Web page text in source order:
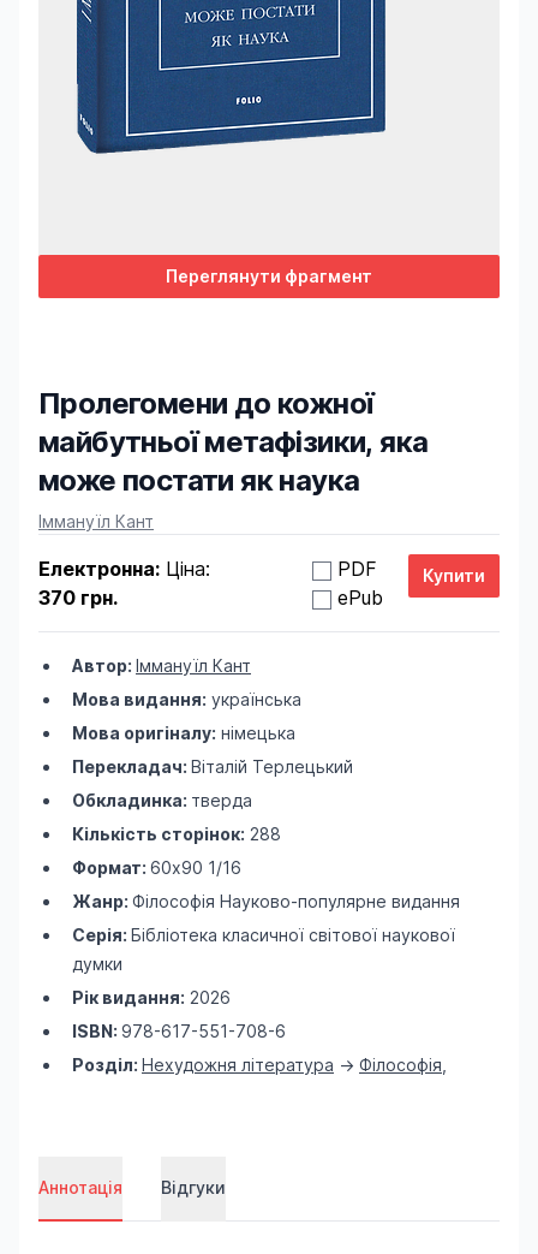
Переглянути фрагмент
Пролегомени до кожної
майбутньої метафізики, яка
може постати як наука
Product information
Іммануїл Кант
Електронна: Ціна:
370 грн.
PDF
ePub
Автор: Іммануїл Кант
Мова видання: українська
Мова оригіналу: німецька
Перекладач: Віталій Терлецький
Обкладинка: тверда
Кількість сторінок: 288
Формат: 60х90 1/16
Жанр: Філософія Науково-популярне видання
Серія: Бібліотека класичної світової наукової
думки
Рік видання: 2026
ISBN: 978-617-551-708-6
Розділ: Нехудожня література -> Філософія
Аннотація Відгуки